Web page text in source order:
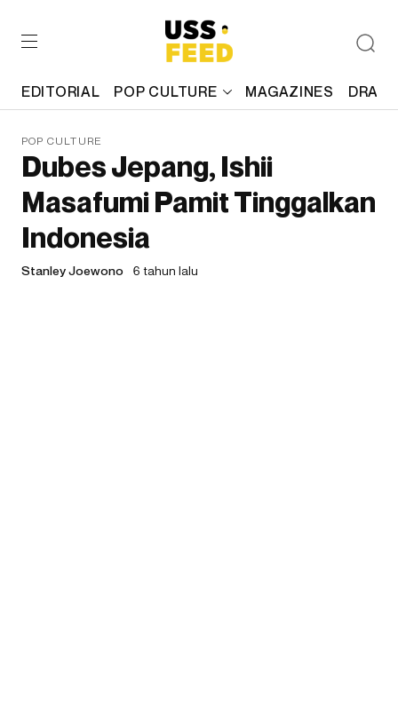
EDITORIAL POP CULTURE MAGAZINES
POP CULTURE
Dubes Jepang, Ishii
Masafumi Pamit Tinggalkan
Indonesia
Stanley Joewono 6 tahun lalu